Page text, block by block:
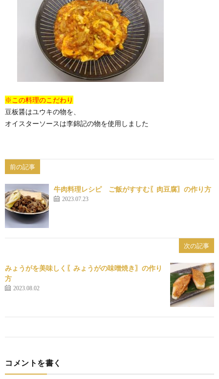
※この料理のこだわり
豆板醤はユウキの物を、
オイスターソースは李錦記の物を使用しました
前の記事
牛肉料理レシピ ご飯がすすむ〖肉豆腐〗の作り方
2023.07.23
次の記事
みょうがを美味しく〖みょうがの味噌焼き〗の作り
方
2023.08.02
コメントを書く